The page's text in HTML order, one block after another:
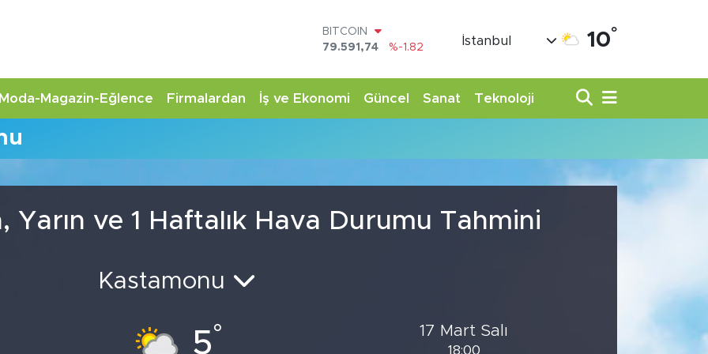
BITCOIN
79.591,74
%-1.82
45,43620
%0.02
EURO
BİST100
İstanbul 10°
Moda-Magazin-Eğlence Firmalardan İş ve Ekonomi Güncel Sanat Teknoloji
Yarın ve 1 Haftalık Hava Durumu Tahmini
Kastamonu
5° 17 Mart Salı
18:00